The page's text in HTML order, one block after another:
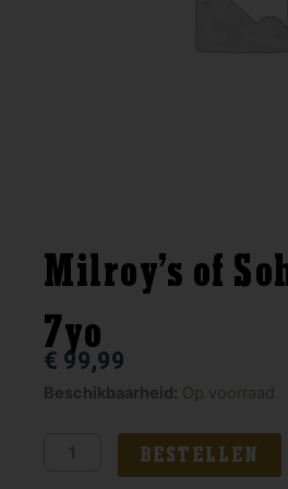
Milroy’s of
7yo
€ 99,99
Beschikbaarheid: Op voorraad
Milroy's
Soho
BESTELLEN